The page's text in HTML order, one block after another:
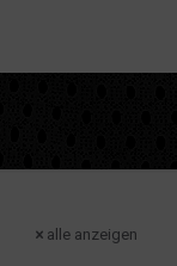
alle anzeigen